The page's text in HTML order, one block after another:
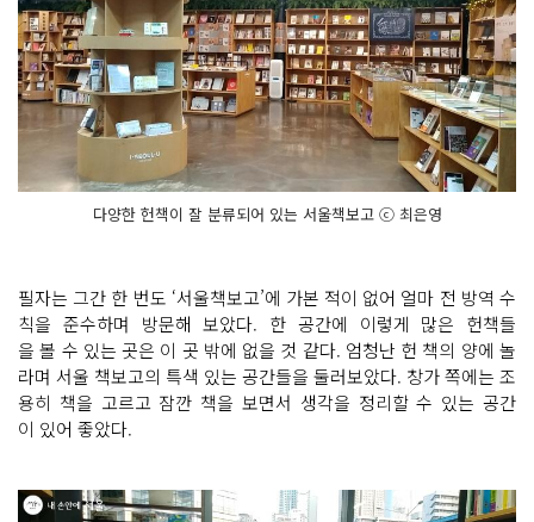
다양한 헌책이 잘 분류되어 있는 서울책보고 ⓒ 최은영
필자는 그간 한 번도 ‘서울책보고’에 가본 적이 없어 얼마 전 방역 수
칙을 준수하며 방문해 보았다. 한 공간에 이렇게 많은 헌책들
을 볼 수 있는 곳은 이 곳 밖에 없을 것 같다. 엄청난 헌 책의 양에 놀
라며 서울 책보고의 특색 있는 공간들을 둘러보았다. 창가 쪽에는 조
용히 책을 고르고 잠깐 책을 보면서 생각을 정리할 수 있는 공간
이 있어 좋았다.